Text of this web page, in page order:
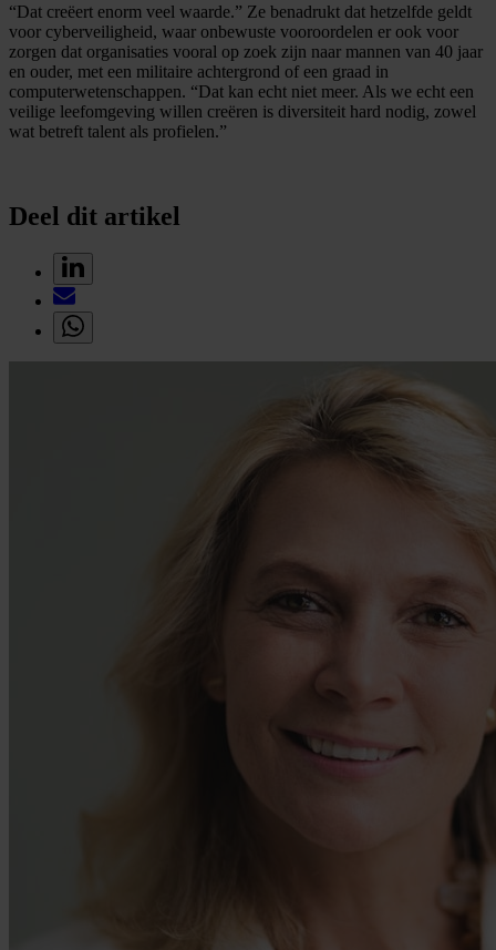
“Dat creëert enorm veel waarde.” Ze benadrukt dat hetzelfde geldt
voor cyberveiligheid, waar onbewuste vooroordelen er ook voor
zorgen dat organisaties vooral op zoek zijn naar mannen van 40 jaar
en ouder, met een militaire achtergrond of een graad in
computerwetenschappen. “Dat kan echt niet meer. Als we echt een
veilige leefomgeving willen creëren is diversiteit hard nodig, zowel
wat betreft talent als profielen.”
Deel dit artikel